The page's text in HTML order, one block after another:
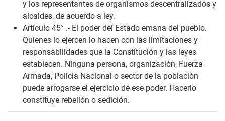
y los representantes de organismos descentralizados y
alcaldes, de acuerdo a ley.
Artículo 45° .- El poder del Estado emana del pueblo.
Quienes lo ejercen lo hacen con las limitaciones y
responsabilidades que la Constitución y las leyes
establecen. Ninguna persona, organización, Fuerza
Armada, Policía Nacional o sector de la población
puede arrogarse el ejercicio de ese poder. Hacerlo
constituye rebelión o sedición.